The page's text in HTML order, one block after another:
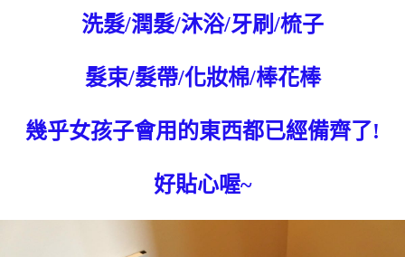
洗髮/潤髮/沐浴/牙刷/梳子
髮束/髮帶/化妝棉/棒花棒
幾乎女孩子會用的東西都已經備齊了!
好貼心喔~